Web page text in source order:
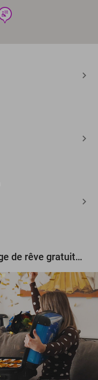
wellness
Tentez de gagner un voyage de rêve gratuit d'une valeur de 3.000 € !